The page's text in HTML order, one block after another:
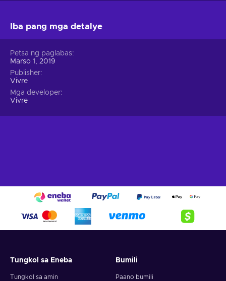
Iba pang mga detalye
Petsa ng paglabas
Marso 1, 2019
Publisher
Vivre
Mga developer
Vivre
Tungkol sa Eneba
Tungkol sa amin
Bumili
Paano bumili